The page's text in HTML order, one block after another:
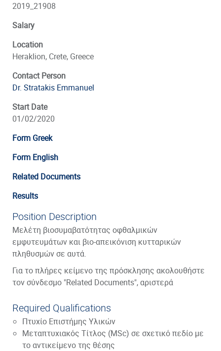
2019_21908
Salary
Location
Heraklion, Crete, Greece
Contact Person
Dr. Stratakis Emmanuel
Start Date
01/02/2020
Form Greek
Form English
Related Documents
Results
Position Description
Μελέτη βιοσυμαβατότητας οφθαλμικών
εμφυτευμάτων και βιο-απεικόνιση κυτταρικών
πληθυσμών σε αυτά.
Για το πλήρες κείμενο της πρόσκλησης ακολουθήστε
τον σύνδεσμο "Related Documents", αριστερά
Required Qualifications
Πτυχίο Επιστήμης Υλικών
Μεταπτυχιακός Τίτλος (MSc) σε σχετικό πεδίο με
το αντικείμενο της θέσης